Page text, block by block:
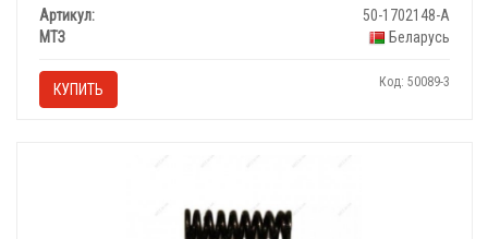
Артикул:
50-1702148-А
МТЗ
Беларусь
КУПИТЬ Код: 50089-3